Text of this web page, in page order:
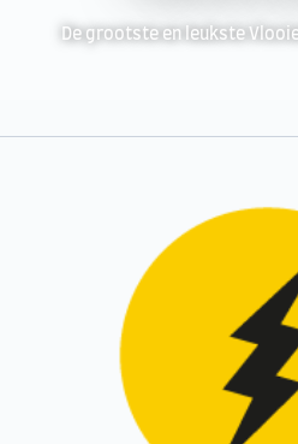
De grootste en leukste